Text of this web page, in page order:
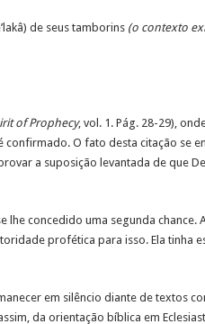
de seus tamborins (o contexto
of Prophecy, vol. 1. Pág. 28-29),
O fato desta citação se
a suposição levantada de que
concedido uma segunda chance.
profética para isso. Ela tinha
em silêncio diante de textos
da orientação bíblica em